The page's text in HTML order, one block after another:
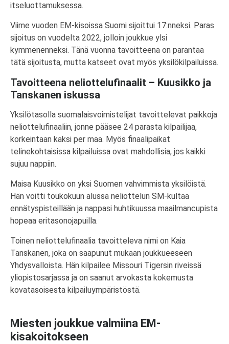
itseluottamuksessa.
Viime vuoden EM-kisoissa Suomi sijoittui 17:nneksi. Paras
sijoitus on vuodelta 2022, jolloin joukkue ylsi
kymmenenneksi. Tänä vuonna tavoitteena on parantaa
tätä sijoitusta, mutta katseet ovat myös yksilökilpailuissa.
Tavoitteena neliottelufinaalit – Kuusikko ja
Tanskanen iskussa
Yksilötasolla suomalaisvoimistelijat tavoittelevat paikkoja
neliottelufinaaliin, jonne pääsee 24 parasta kilpailijaa,
korkeintaan kaksi per maa. Myös finaalipaikat
telinekohtaisissa kilpailuissa ovat mahdollisia, jos kaikki
sujuu nappiin.
Maisa Kuusikko on yksi Suomen vahvimmista yksilöistä.
Hän voitti toukokuun alussa neliottelun SM-kultaa
ennätyspisteillään ja nappasi huhtikuussa maailmancupista
hopeaa eritasonojapuilla.
Toinen neliottelufinaalia tavoitteleva nimi on Kaia
Tanskanen, joka on saapunut mukaan joukkueeseen
Yhdysvalloista. Hän kilpailee Missouri Tigersin riveissä
yliopistosarjassa ja on saanut arvokasta kokemusta
kovatasoisesta kilpailuympäristöstä.
Miesten joukkue valmiina EM-
kisakoitokseen